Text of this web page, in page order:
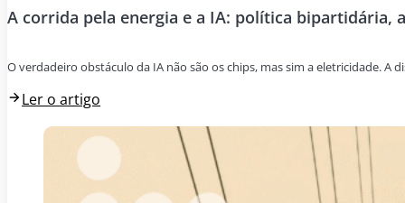
A corrida pela energia e a IA: política bipartidária,
O verdadeiro obstáculo da IA não são os chips, mas sim a eletricidade.
Ler o artigo